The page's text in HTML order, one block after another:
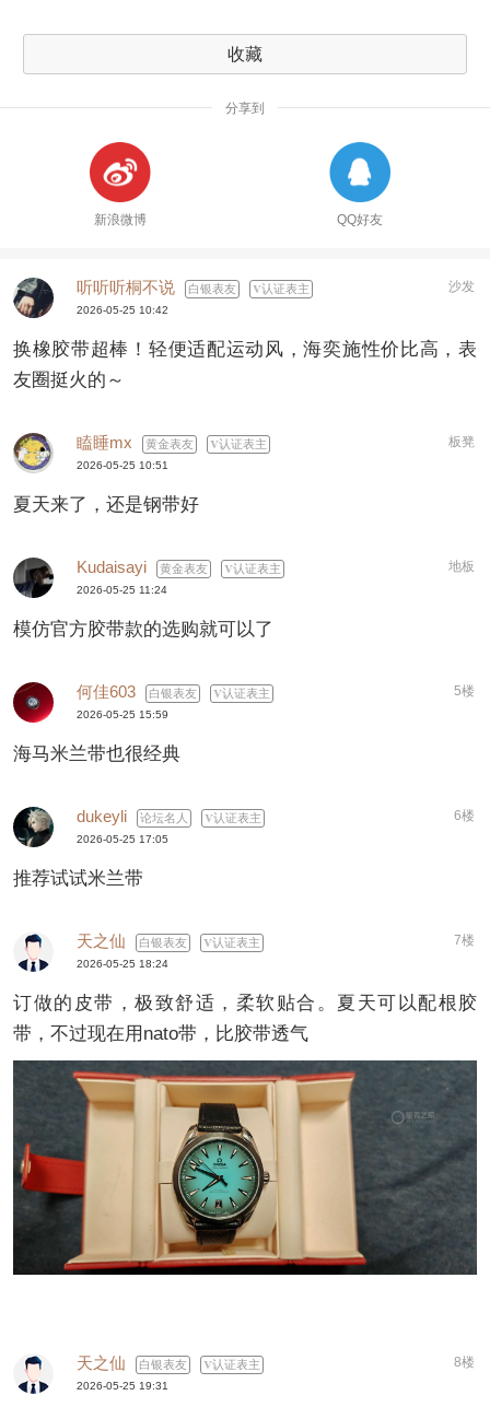
收藏
分享到
新浪微博 QQ好友
听听听桐不说 白银表友 认证表主 沙发
2026-05-25 10:42
换橡胶带超棒！轻便适配运动风，海奕施性价比高，表
友圈挺火的～
瞌睡mx 黄金表友 认证表主 板凳
2026-05-25 10:51
夏天来了，还是钢带好
Kudaisayi 黄金表友 认证表主 地板
2026-05-25 11:24
模仿官方胶带款的选购就可以了
何佳603 白银表友 认证表主 5楼
2026-05-25 15:59
海马米兰带也很经典
dukeyli 论坛名人 认证表主 6楼
2026-05-25 17:05
推荐试试米兰带
天之仙 白银表友 认证表主 7楼
2026-05-25 18:24
订做的皮带，极致舒适，柔软贴合。夏天可以配根胶
带，不过现在用nato带，比胶带透气
天之仙 白银表友 认证表主 8楼
2026-05-25 19:31